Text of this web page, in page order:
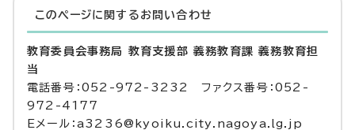
このページに関する お問い合わせ
教育委員会事務局 教育支援部 義務教育課 義務教育担
当
電話番号：052-972-3232 ファクス番号：052-
972-4177
Eメール：a3236@kyoiku.city.nagoya.lg.jp